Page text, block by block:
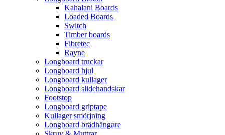
Kahalani Boards
Loaded Boards
Switch
Timber boards
Fibretec
Rayne
Longboard truckar
Longboard hjul
Longboard kullager
Longboard slidehandskar
Footstop
Longboard griptape
Kullager smörjning
Longboard brädhängare